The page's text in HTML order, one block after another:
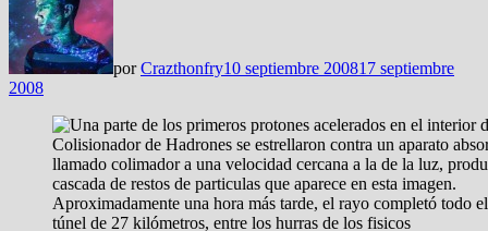
porCrazthonfry10 septiembre 200817 septiembre
2008